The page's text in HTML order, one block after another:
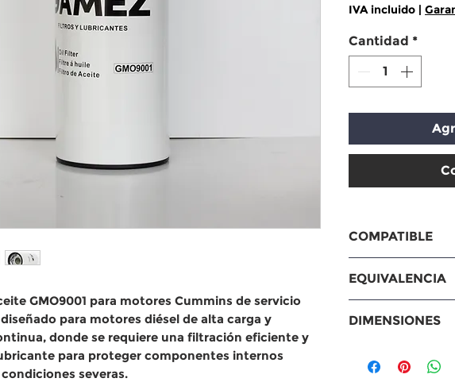
GMO9001 para motores Cummins de servicio
para motores diésel de alta carga y
, donde se requiere una filtración eficiente y
para proteger componentes internos
severas.
IVA incluido |
Cantidad *
COMPATIBLE
Motores diésel
de servicio
(Camiones,
EQUIVALENCIA
MANN:
Donaldson:
DIMENSIONES
Diámetro